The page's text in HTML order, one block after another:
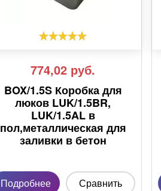
774,02 руб.
BOX/1.5S Коробка для
люков LUK/1.5BR,
LUK/1.5AL в
пол,металлическая для
заливки в бетон
Подробнее Сравнить